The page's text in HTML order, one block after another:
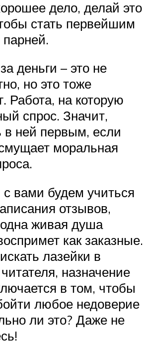
дело, делай это
стать первейшим
парней.
деньги – это не
но это тоже
Работа, на которую
спрос. Значит,
в ней первым, если
моральная
вами будем учиться
отзывов,
живая душа
как заказные.
лазейки в
назначение
в том, чтобы
любое недоверие
ли это? Даже не